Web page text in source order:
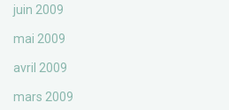
juin 2009
mai 2009
avril 2009
mars 2009